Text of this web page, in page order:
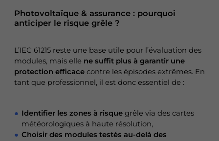
Photovoltaïque & assurance : pourquoi
anticiper le risque grêle ?
L’IEC 61215 reste une base utile pour l’évaluation des
modules, mais elle ne suffit plus à garantir une
protection efficace contre les épisodes extrêmes. En
tant que professionnel, il est donc essentiel de :
Identifier les zones à risquegrêle via des cartes
météorologiques à haute résolution,
Choisir des modules testés au-delà des